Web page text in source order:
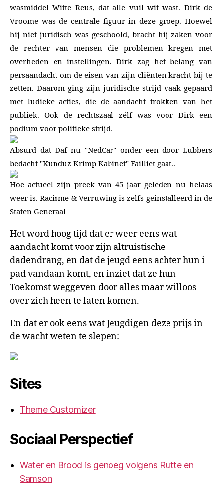
wasmiddel Witte Reus, dat alle vuil wit wast. Dirk de
Vroome was de centrale figuur in deze groep. Hoewel
hij niet juridisch was geschoold, bracht hij zaken voor
de rechter van mensen die problemen kregen met
overheden en instellingen. Dirk zag het belang van
persaandacht om de eisen van zijn cliënten kracht bij te
zetten. Daarom ging zijn juridische strijd vaak gepaard
met ludieke acties, die de aandacht trokken van het
publiek. Ook de rechtszaal zélf was voor Dirk een
podium voor politieke strijd.
Absurd dat Daf nu "NedCar" onder een door Lubbers
bedacht "Kunduz Krimp Kabinet" Failliet gaat..
Hoe actueel zijn preek van 45 jaar geleden nu helaas
weer is. Racisme & Verruwing is zelfs geinstalleerd in de
Staten Generaal
Het word hoog tijd dat er weer eens wat
aandacht komt voor zijn altruistische
dadendrang, en dat de jeugd eens achter hun i-
pad vandaan komt, en inziet dat ze hun
Toekomst weggeven door alles maar willoos
over zich heen te laten komen.
En dat er ook eens wat Jeugdigen deze prijs in
de wacht weten te slepen:
Sites
Theme Customizer
Sociaal Perspectief
Water en Brood is genoeg volgens Rutte en
Samson